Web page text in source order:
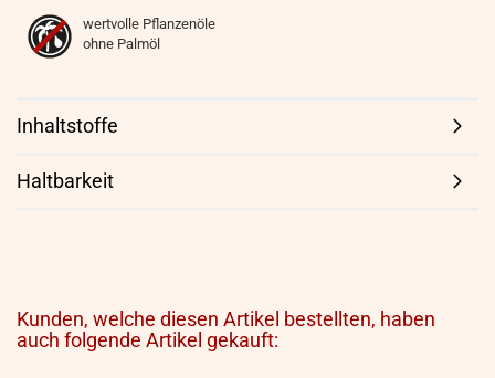
wertvolle Pflanzenöle
ohne Palmöl
Inhaltstoffe
Haltbarkeit
Kunden, welche diesen Artikel bestellten, haben
auch folgende Artikel gekauft: